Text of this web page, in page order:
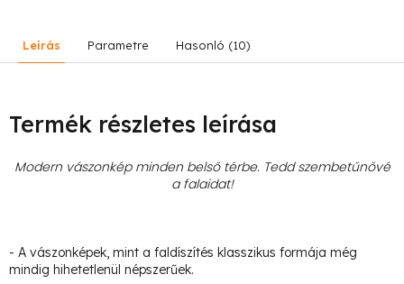
Leírás Parametre Hasonló (10)
Termék részletes leírása
Modern vászonkép minden belső térbe. Tedd szembetűnővé
a falaidat!
- A vászonképek, mint a faldíszítés klasszikus formája még
mindig hihetetlenül népszerűek.